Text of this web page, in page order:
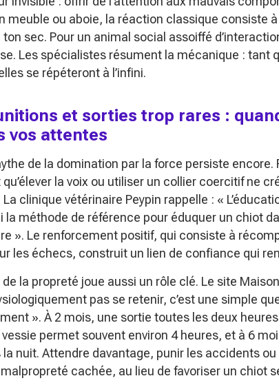
meuble ou aboie, la réaction classique consiste
ton sec. Pour un animal social assoiffé
Les spécialistes résument la mécanique : tant
se répéteront à l’infini.
et sorties trop rares :
vos attentes
de la domination par la force persiste
la voix ou utiliser un collier coercitif ne
La clinique vétérinaire Peypin rappelle : «
la méthode de référence pour éduquer un chiot
». Le renforcement positif, qui consiste à
les échecs, construit un lien de confiance qui
la propreté joue aussi un rôle clé. Le site
pas se retenir, c’est une simple
». À 2 mois, une sortie toutes les deux
permet souvent environ 4 heures, et à 6
la nuit. Attendre davantage, punir les accidents
cachée, au lieu de favoriser un chiot